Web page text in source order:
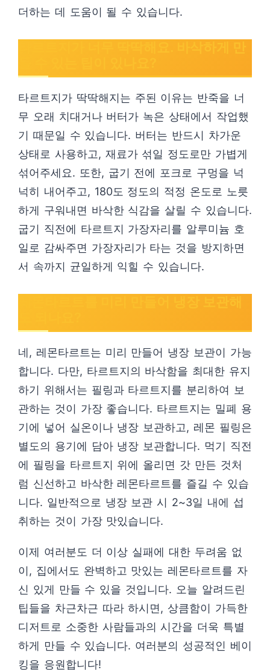
더하는 데 도움이 될 수 있습니다.
타르트지가 딱딱해지는 주된 이유는 반죽을 너
무 오래 치대거나 버터가 녹은 상태에서 작업했
기 때문일 수 있습니다. 버터는 반드시 차가운
상태로 사용하고, 재료가 섞일 정도로만 가볍게
섞어주세요. 또한, 굽기 전에 포크로 구멍을 넉
넉히 내어주고, 180도 정도의 적정 온도로 노릇
하게 구워내면 바삭한 식감을 살릴 수 있습니다.
굽기 직전에 타르트지 가장자리를 알루미늄 호
일로 감싸주면 가장자리가 타는 것을 방지하면
서 속까지 균일하게 익힐 수 있습니다.
네, 레몬타르트는 미리 만들어 냉장 보관이 가능
합니다. 다만, 타르트지의 바삭함을 최대한 유지
하기 위해서는 필링과 타르트지를 분리하여 보
관하는 것이 가장 좋습니다. 타르트지는 밀폐 용
기에 넣어 실온이나 냉장 보관하고, 레몬 필링은
별도의 용기에 담아 냉장 보관합니다. 먹기 직전
에 필링을 타르트지 위에 올리면 갓 만든 것처
럼 신선하고 바삭한 레몬타르트를 즐길 수 있습
니다. 일반적으로 냉장 보관 시 2~3일 내에 섭
취하는 것이 가장 맛있습니다.
이제 여러분도 더 이상 실패에 대한 두려움 없
이, 집에서도 완벽하고 맛있는 레몬타르트를 자
신 있게 만들 수 있을 것입니다. 오늘 알려드린
팁들을 차근차근 따라 하시면, 상큼함이 가득한
디저트로 소중한 사람들과의 시간을 더욱 특별
하게 만들 수 있습니다. 여러분의 성공적인 베이
킹을 응원합니다!